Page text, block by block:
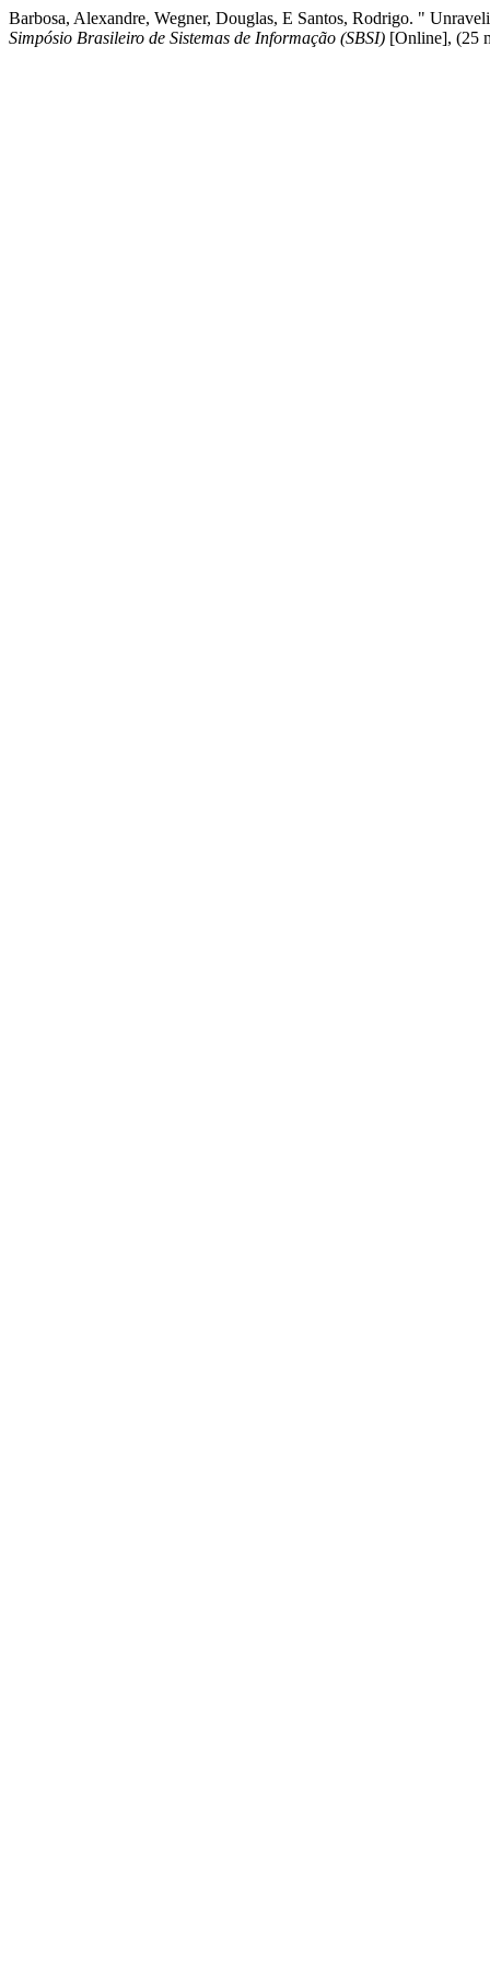
Barbosa, Alexandre, Wegner, Douglas, E Santos, Rodrigo. "
Simpósio Brasileiro de Sistemas de Informação (SBSI) [Online], (25